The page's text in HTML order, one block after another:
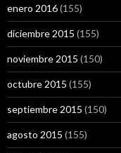
enero 2016(155)
diciembre 2015 (155)
noviembre 2015 (150)
octubre 2015 (155)
septiembre 2015 (150)
agosto 2015 (155)